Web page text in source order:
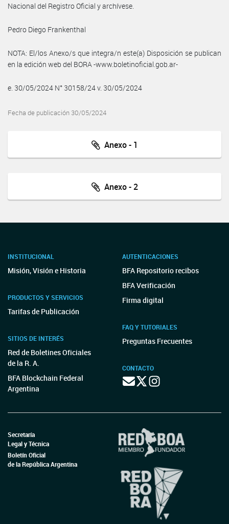
Nacional del Registro Oficial y archívese.
Pedro Diego Frankenthal
NOTA: El/los Anexo/s que integra/n este(a) Disposición se publican
en la edición web del BORA -www.boletinoficial.gob.ar-
e. 30/05/2024 N° 30158/24 v. 30/05/2024
Fecha de publicación 30/05/2024
Anexo - 1
Anexo - 2
INSTITUCIONAL
Misión, Visión e Historia
PRODUCTOS Y SERVICIOS
Tarifas de Publicación
SITIOS DE INTERÉS
Red de Boletines Oficiales
de la R. A.
BFA Blockchain Federal
Argentina
AUTENTICACIONES
BFA Repositorio recibos
BFA Verificación
Firma digital
FAQ Y TUTORIALES
Preguntas Frecuentes
CONTACTO
Secretaría
Legal y Técnica
Boletín Oficial
de la República Argentina